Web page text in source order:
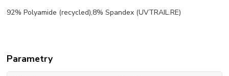
92% Polyamide (recycled),8% Spandex (UVTRAIL.RE)
Parametry